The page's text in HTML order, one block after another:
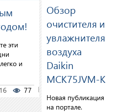
эти
и
77
Обзор
очистителя и
увлажнителя
воздуха
Daikin
MCK75JVM-K
Новая публикация
на портале.